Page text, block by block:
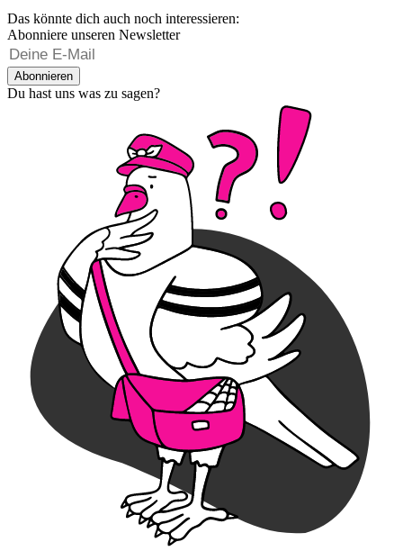
Das könnte dich auch noch interessieren:
Abonniere unseren Newsletter
Abonnieren
Du hast uns was zu sagen?